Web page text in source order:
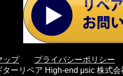
ップ プライバシーポリシー
ターリペア High-end μsic 株式